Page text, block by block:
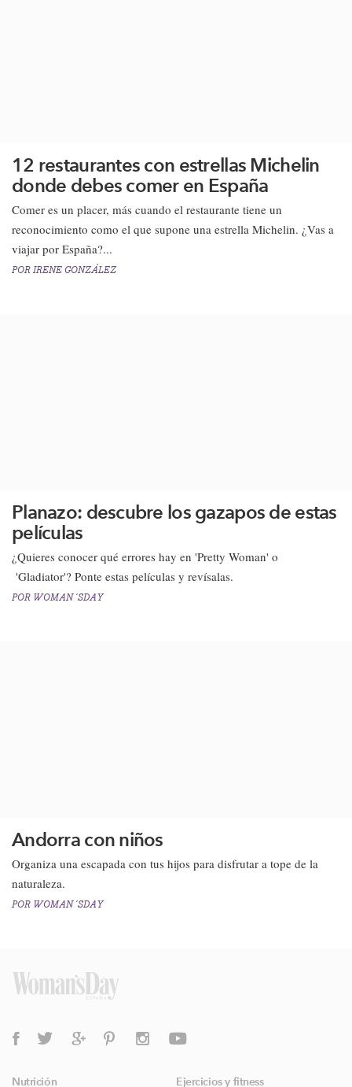
12 restaurantes con estrellas Michelin
donde debes comer en España
Comer es un placer, más cuando el restaurante tiene un
reconocimiento como el que supone una estrella Michelin. ¿Vas a
viajar por España?...
POR IRENE GONZÁLEZ
Planazo: descubre los gazapos de estas
películas
¿Quieres conocer qué errores hay en 'Pretty Woman' o
'Gladiator'?​ Ponte estas películas y revísalas.​
POR WOMAN´SDAY
Andorra con niños
Organiza una escapada con tus hijos para disfrutar a tope de la
naturaleza.​
POR WOMAN´SDAY
Nutrición Ejercicios y fitness